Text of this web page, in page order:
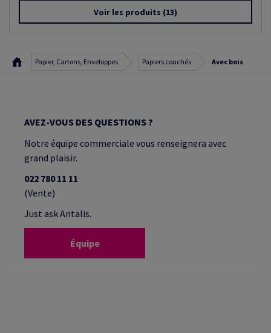
Voir les produits (13)
Papier, Cartons, Enveloppes Papiers couchés Avec bois
AVEZ-VOUS DES QUESTIONS ?
Notre équipe commerciale vous renseignera avec
grand plaisir.
022 780 11 11
(Vente)
Just ask Antalis.
Équipe